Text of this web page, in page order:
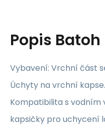
Popis Batoh
Vybavení: Vrchní část
Úchyty na vrchní
Kompatibilita s vodním
kapsičky pro uchycení